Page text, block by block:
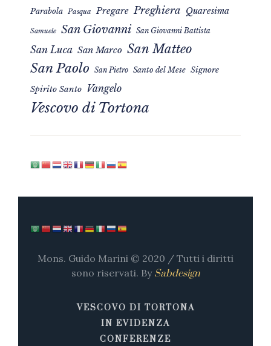
Parabola Pasqua Pregare Preghiera Quaresima
Samuele San Giovanni San Giovanni Battista
San Luca San Marco San Matteo
San Paolo San Pietro Santo del Mese Signore
Spirito Santo Vangelo
Vescovo di Tortona
Mons. Guido Marini © 2020 / Tutti i diritti
sono riservati. By Sabdesign
VESCOVO DI TORTONA
IN EVIDENZA
CONFERENZE